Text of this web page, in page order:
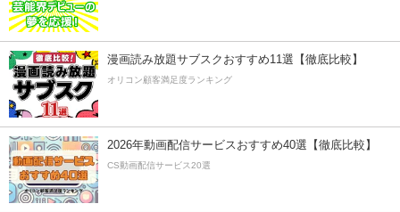
漫画読み放題サブスクおすすめ11選【徹底比較】
オリコン顧客満足度ランキング
2026年動画配信サービスおすすめ40選【徹底比較】
CS動画配信サービス20選